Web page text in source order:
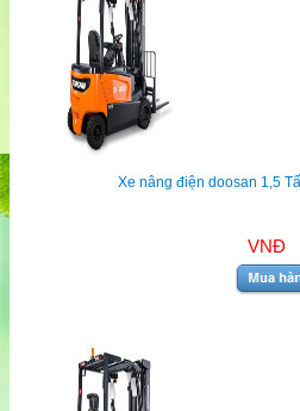
Xe nâng điện doosan 1,5
VNĐ